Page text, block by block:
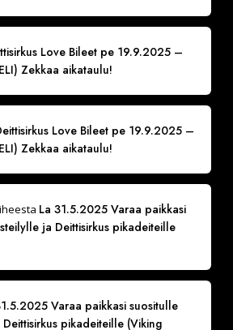
Love Bileet pe 19.9.2025 –
Zekkaa aikataulu!
Love Bileet pe 19.9.2025 –
Zekkaa aikataulu!
La 31.5.2025 Varaa paikkasi
ja Deittisirkus pikadeiteille
Varaa paikkasi suositulle
pikadeiteille (Viking